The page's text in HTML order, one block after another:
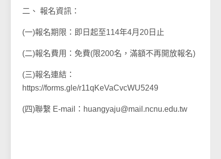
二、 報名資訊：
(一)報名期限：即日起至114年4月20日止
(二)報名費用：免費(限200名，滿額不再開放報名)
(三)報名連結：
https://forms.gle/r11qKeVaCvcWU5249
(四)聯繫 E-mail：huangyaju@mail.ncnu.edu.tw